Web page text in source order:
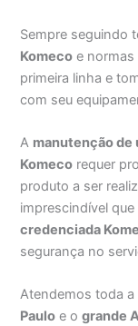
Sempre seguindo
Komeco e normas
primeira linha e
com seu
A manutenção
Komeco requer
produto a ser
imprescindível
credenciada
segurança no
Atendemos toda
Paulo e ogrande